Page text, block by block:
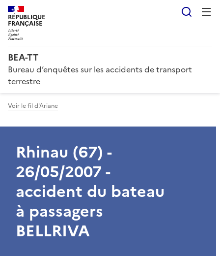
RÉPUBLIQUE
FRANÇAISE
BEA-TT
Bureau d’enquêtes sur les accidents de transport
terrestre
Voir le fil d'Ariane
Rhinau (67) -
26/05/2007 -
accident du bateau
à passagers
BELLRIVA